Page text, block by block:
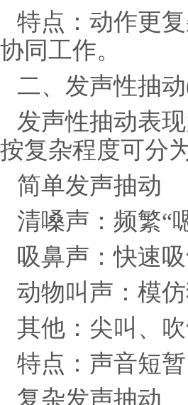
特点：动作更
协同工作。
二、发声性抽动
发声性抽动表
按复杂程度可分
简单发声抽动
清嗓声：频繁“
吸鼻声：快速
动物叫声：模
其他：尖叫、
特点：声音短
复杂发声抽动